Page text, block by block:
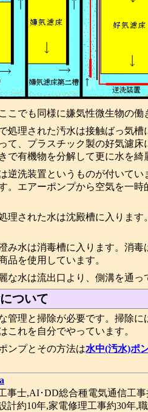
こでも同様に嫌気性微生物の働
処理された汚水は接触ばっ気
て、プラスチック製の好気濾
で有機物を分解して更に水を綺
逆洗装置というものが付いて
。エアーポンプから空気を一
理された水は沈殿槽に入りま
み水は消毒槽に入ります。消
品を使用しています。
な水は流出口より、側溝を通っ
ついて
管理と掃除が必要です。掃除
これを自分でやっています。
ンプとその方法は水中(汚水)ポ
事士,AI･DD総合種電気通信工
約10年,家電修理工事約30年,